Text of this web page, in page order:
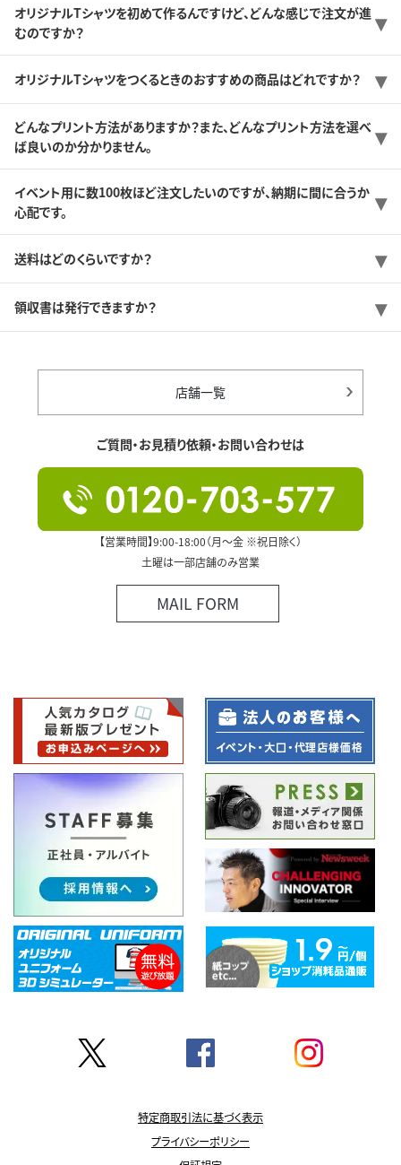
オリジナルTシャツを初めて作るんですけど、どんな感じで注文が進
むのですか？
オリジナルTシャツをつくるときのおすすめの商品はどれですか？
どんなプリント方法がありますか？また、どんなプリント方法を選べ
ば良いのか分かりません。
イベント用に数100枚ほど注文したいのですが、納期に間に合うか
心配です。
送料はどのくらいですか？
領収書は発行できますか？
店舗一覧
ご質問・お見積り依頼・お問い合わせは
【営業時間】9:00-18:00（月～金 ※祝日除く）
土曜は一部店舗のみ営業
MAIL FORM
特定商取引法に基づく表示
プライバシーポリシー